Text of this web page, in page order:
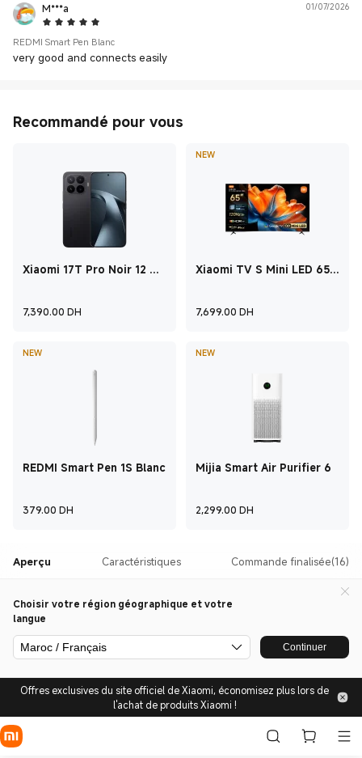
M***a
5 Star
01/07/2026
REDMI Smart Pen Blanc
very good and connects easily
Recommandé pour vous
Xiaomi 17T Pro Noir 12 GO
7,390.00 ‎ DH‎ Current Price ‎ DH‎7,390
NEW
Xiaomi TV S Mini LED 65
7,699.00 ‎ DH‎
NEW
REDMI Smart Pen 1S Blanc
379.00 ‎ DH‎ Current Price ‎ DH‎379
NEW
Mijia Smart Air Purifier 6
2,299.00 ‎ DH‎
Aperçu Caractéristiques Commande finalisée(16)